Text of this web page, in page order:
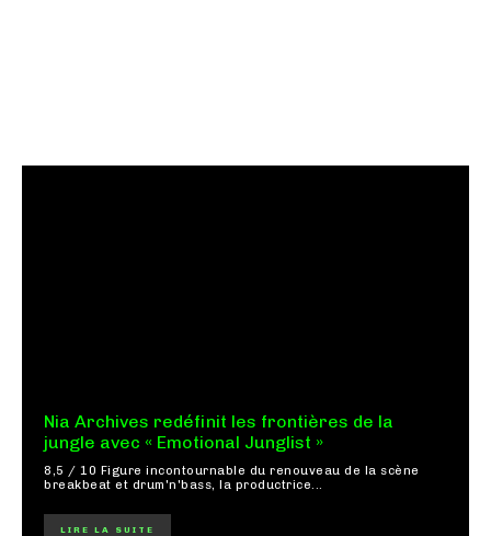
Nia Archives redéfinit les frontières de la
jungle avec « Emotional Junglist »
8,5 / 10 Figure incontournable du renouveau de la scène
breakbeat et drum'n'bass, la productrice...
LIRE LA SUITE